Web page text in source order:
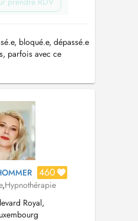
bloqué.e, dépassé.e
parfois avec ce
chose ne va
quoi. Vous aimeriez
et avancer vers
d...
460
,Hypnothérapie
Royal,